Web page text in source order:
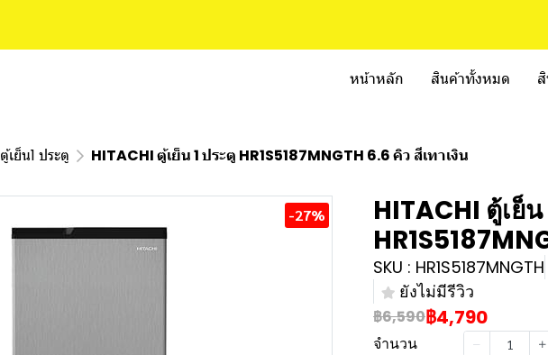
หน้าหลัก สินค้าทั้งหมด
ตู้เย็น1 ประตู HITACHI ตู้เย็น 1 ประตู HR1S5187MNGTH 6.6 คิว สีเทาเงิน
-27%
HITACHI ตู้เย็น
SKU : HR1S5187MNGTH
ยังไม่มีรีวิว
฿6,590฿4,790
จำนวน